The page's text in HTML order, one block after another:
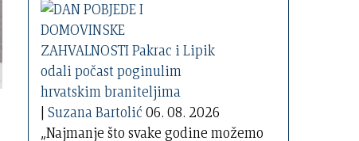
| Suzana Bartolić 06. 08. 2026
„Najmanje što svake godine možemo